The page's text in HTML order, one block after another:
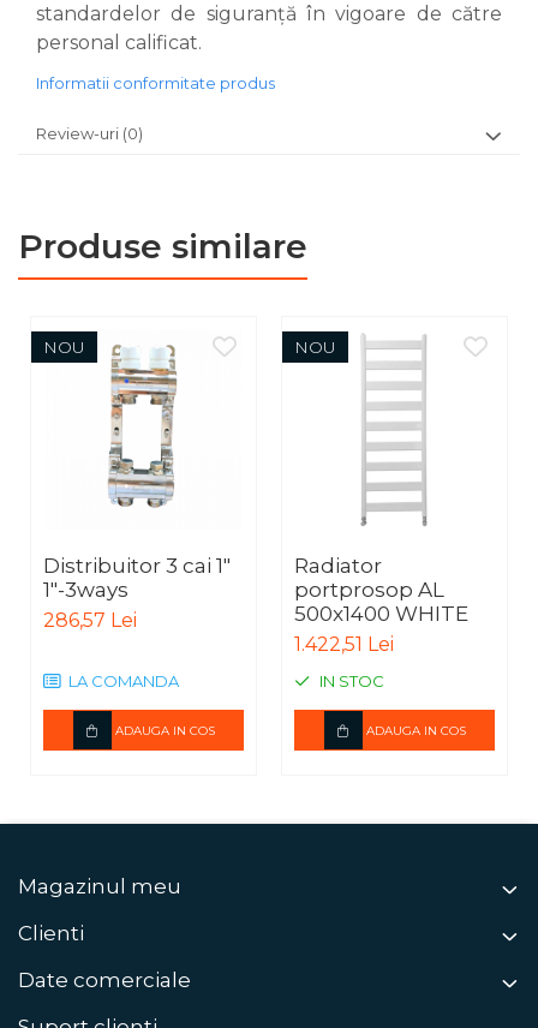
standardelor de siguranță în vigoare de către
personal calificat.
Informatii conformitate produs
Review-uri (0)
Produse similare
NOU
Distribuitor 3 cai 1"
1"-3ways
286,57 Lei
LA COMANDA
ADAUGA IN COS
NOU
Radiator
portprosop AL
500x1400 WHITE
1.422,51 Lei
IN STOC
ADAUGA IN COS
Magazinul meu
Clienti
Date comerciale